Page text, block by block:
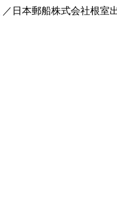
／日本郵船株式会社根室